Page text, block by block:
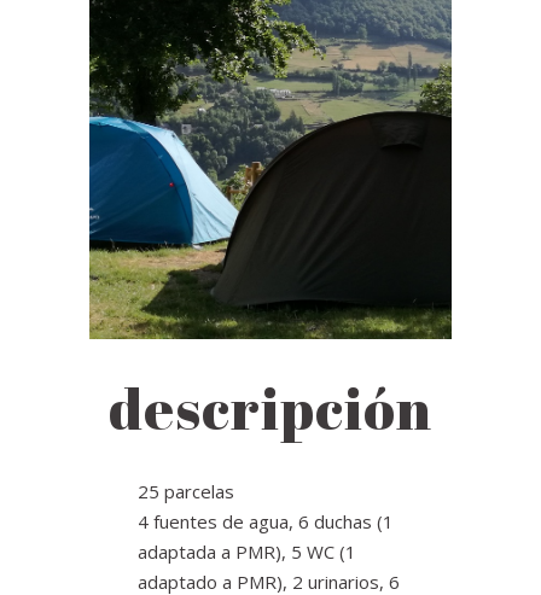
descripción
25 parcelas
4 fuentes de agua, 6 duchas (1
adaptada a PMR), 5 WC (1
adaptado a PMR), 2 urinarios, 6